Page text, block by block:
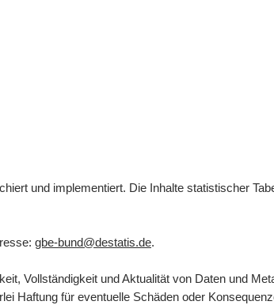
und implementiert. Die Inhalte statistischer
gbe-bund@destatis.de.
Vollständigkeit und Aktualität von Daten und
Haftung für eventuelle Schäden oder